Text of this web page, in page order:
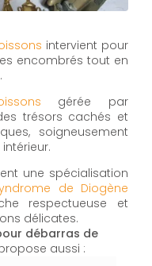
intervient pour
encombrés tout en
gérée par
trésors cachés et
soigneusement
une spécialisation
de Diogène
respectueuse et
délicates.
débarras de
aussi :